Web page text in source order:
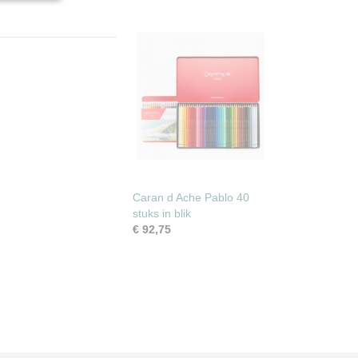
Caran d Ache Pablo 40
stuks in blik
€ 92,75